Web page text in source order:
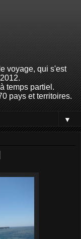
voyage, qui s'est
temps partiel.
pays et territoires.
▼